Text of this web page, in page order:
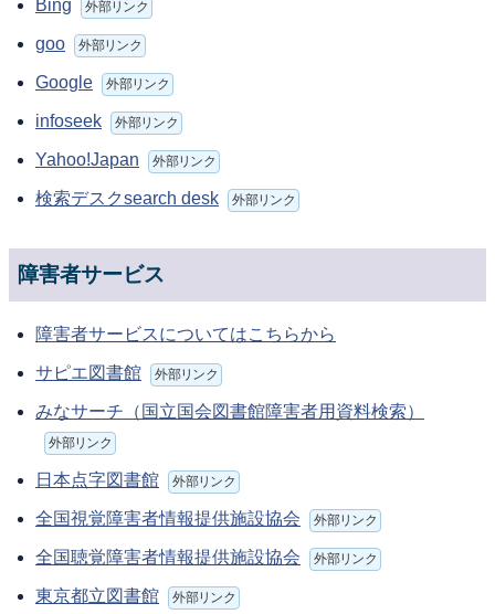
Bing 外部リンク
goo 外部リンク
Google 外部リンク
infoseek 外部リンク
Yahoo!Japan 外部リンク
検索デスクsearch desk 外部リンク
障害者サービス
障害者サービスについてはこちらから
サピエ図書館 外部リンク
みなサーチ（国立国会図書館障害者用資料検索）
外部リンク
日本点字図書館 外部リンク
全国視覚障害者情報提供施設協会 外部リンク
全国聴覚障害者情報提供施設協会 外部リンク
東京都立図書館 外部リンク